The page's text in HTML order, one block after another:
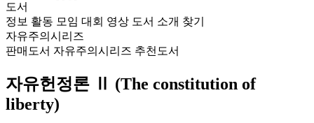
도서
정보 활동 모임 대회 영상 도서 소개 찾기
자유주의시리즈
판매도서 자유주의시리즈 추천도서
자유헌정론 Ⅱ (The constitution of
liberty)